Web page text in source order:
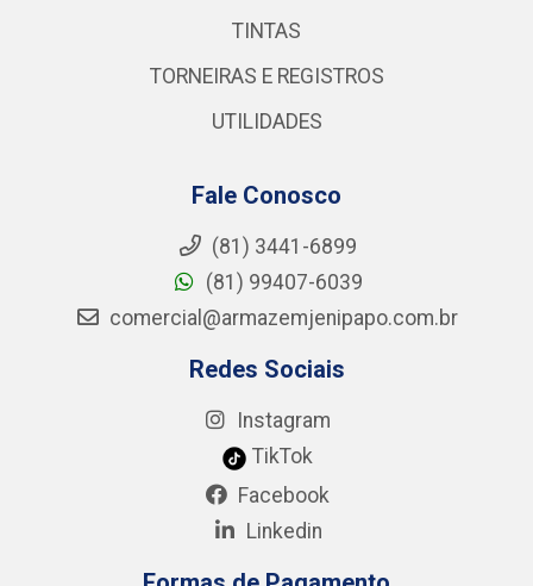
TINTAS
TORNEIRAS E REGISTROS
UTILIDADES
Fale Conosco
(81) 3441-6899
(81) 99407-6039
comercial@armazemjenipapo.com.br
Redes Sociais
Instagram
TikTok
Facebook
Linkedin